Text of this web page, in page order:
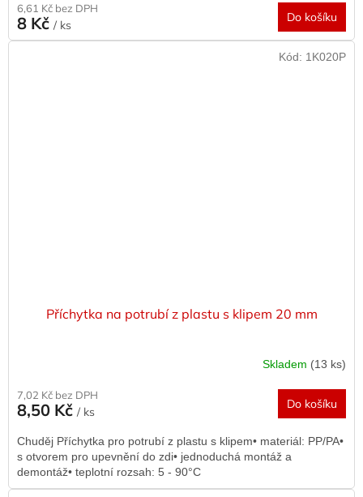
6,61 Kč bez DPH
8 Kč / ks
Do košíku
Příchytka na potrubí z plastu s klipem 20 mm
Skladem (13 ks)
7,02 Kč bez DPH
8,50 Kč / ks
Do košíku
Chuděj Příchytka pro potrubí z plastu s klipem• materiál: PP/PA•
s otvorem pro upevnění do zdi• jednoduchá montáž a
demontáž• teplotní rozsah: 5 - 90°C
Kód: 1K020P